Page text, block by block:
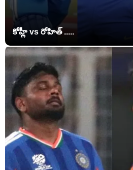
కోహ్లీ vs రోహిత్ .....